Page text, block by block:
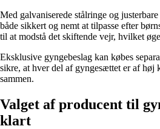
Med galvaniserede stålringe og
både sikkert og nemt at tilpasse efter
til at modstå det skiftende vejr, hvilket
Eksklusive gyngebeslag kan købes
sikre, at hver del af gyngesættet er af høj
sammen.
Valget af producent til
klart